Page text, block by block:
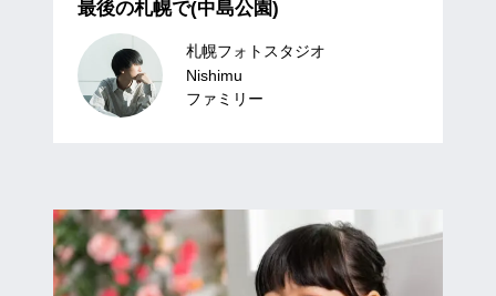
最後の札幌で(中島公園)
札幌フォトスタジオ
Nishimu
ファミリー